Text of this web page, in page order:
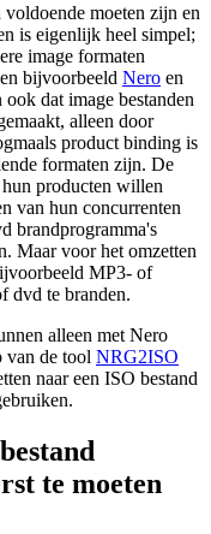
voldoende moeten zijn en
is eigenlijk heel simpel;
image formaten
bijvoorbeeld Nero en
dat image bestanden
alleen door
product binding is
formaten zijn. De
producten willen
van hun concurrenten
brandprogramma's
Maar voor het omzetten
MP3- of
dvd te branden.
alleen met Nero
van de tool NRG2ISO
naar een ISO bestand
te moeten